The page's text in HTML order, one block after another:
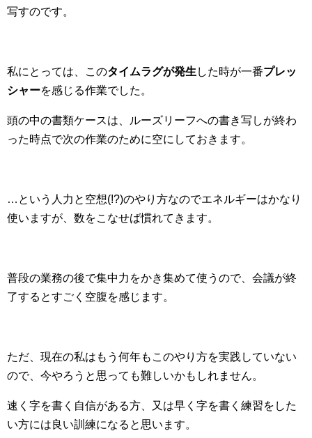
写すのです。
私にとっては、このタイムラグが発生 した時が一番プレッ
シャーを感じる作業でした。
頭の中の書類ケースは、ルーズリーフへの書き写しが終わ
った時点で次の作業のために空にしておきます。
…という人力と空想(!?)のやり方なのでエネルギーはかなり
使いますが、数をこなせば慣れてきます。
普段の業務の後で集中力をかき集めて使うので、会議が終
了するとすごく空腹を感じます。
ただ、現在の私はもう何年もこのやり方を実践していない
ので、今やろうと思っても難しいかもしれません。
速く字を書く自信がある方、又は早く字を書く練習をした
い方には良い訓練になると思います。